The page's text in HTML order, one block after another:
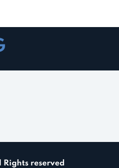
Rights reserved